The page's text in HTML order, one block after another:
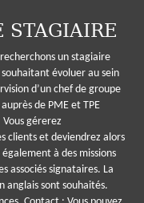
STAGIAIRE
un stagiaire
évoluer au sein
d’un chef de groupe
de PME et TPE
gérerez
clients et deviendrez alors
à des missions
associés signataires. La
anglais sont souhaités.